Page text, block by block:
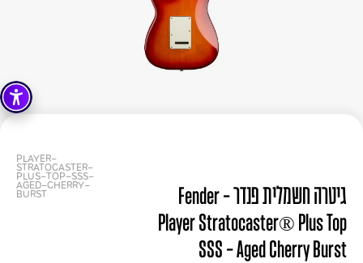
PLAYER-
STRATOCASTER-
PLUS-TOP-SSS-
AGED-CHERRY-
BURST
גיטרה חשמלית פנדר - Fender
Player Stratocaster® Plus Top
SSS - Aged Cherry Burst